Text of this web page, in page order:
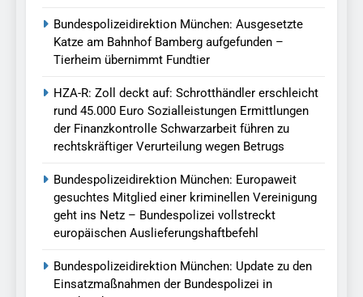
Bundespolizeidirektion München: Ausgesetzte
Katze am Bahnhof Bamberg aufgefunden –
Tierheim übernimmt Fundtier
HZA-R: Zoll deckt auf: Schrotthändler erschleicht
rund 45.000 Euro Sozialleistungen Ermittlungen
der Finanzkontrolle Schwarzarbeit führen zu
rechtskräftiger Verurteilung wegen Betrugs
Bundespolizeidirektion München: Europaweit
gesuchtes Mitglied einer kriminellen Vereinigung
geht ins Netz – Bundespolizei vollstreckt
europäischen Auslieferungshaftbefehl
Bundespolizeidirektion München: Update zu den
Einsatzmaßnahmen der Bundespolizei in